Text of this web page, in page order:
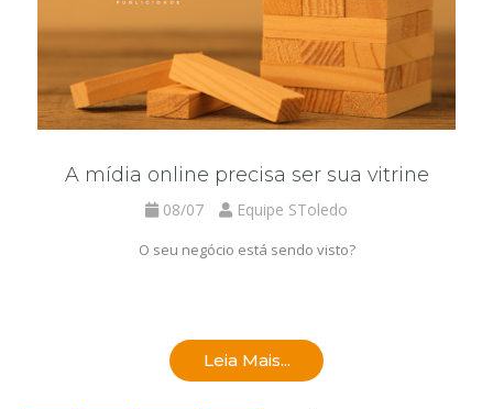
A mídia online precisa ser sua vitrine
08/07 Equipe SToledo
O seu negócio está sendo visto?
Leia Mais...